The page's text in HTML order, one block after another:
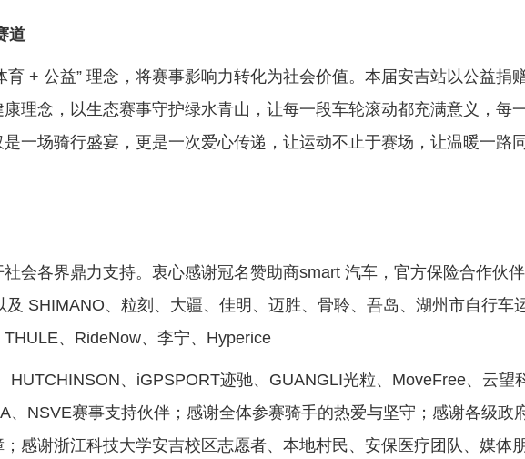
道
+ 公益” 理念，将赛事影响力转化为社会价值。本届安吉站以公益捐
理念，以生态赛事守护绿水青山，让每一段车轮滚动都充满意义，每
一场骑行盛宴，更是一次爱心传递，让运动不止于赛场，让温暖一路同
各界鼎力支持。衷心感谢冠名赞助商smart 汽车，官方保险合作伙
SHIMANO、粒刻、大疆、佳明、迈胜、骨聆、吾岛、湖州市自行车
、RideNow、李宁、Hyperice
、iGPSPORT迹驰、GUANGLI光粒、MoveFree、云望
NSVE赛事支持伙伴；感谢全体参赛骑手的热爱与坚守；感谢各级政府
感谢浙江科技大学安吉校区志愿者、本地村民、安保医疗团队、媒体